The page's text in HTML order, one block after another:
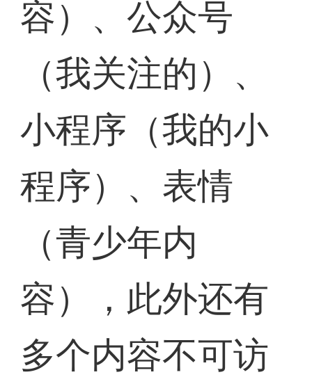
容）、公众号
（我关注的）、
小程序（我的小
程序）、表情
（青少年内
容），此外还有
多个内容不可访